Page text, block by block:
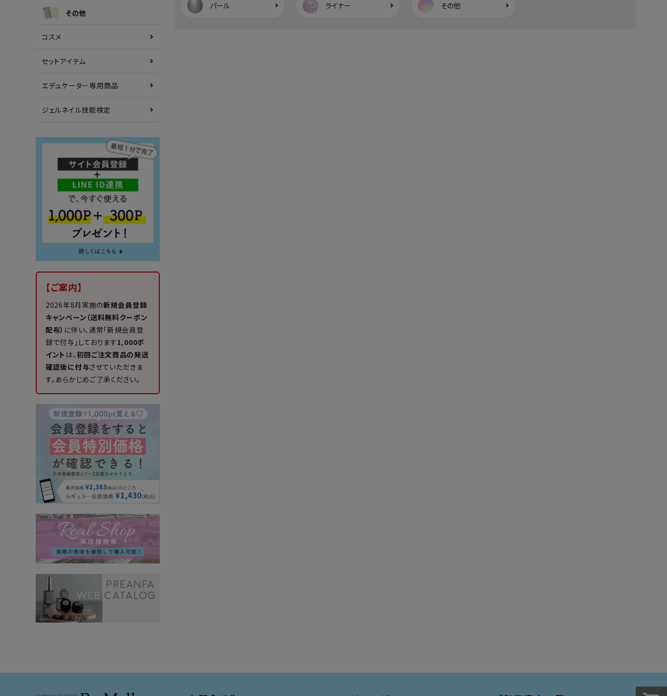
その他
コスメ
セットアイテム
エデュケーター専用商品
ジェルネイル技能検定
【ご案内】
2026年8月実施の新規会員登録
キャンペーン（送料無料クーポン
配布） に伴い、通常「新規会員登
録で付与」しております1,000ポ
イント は、初回ご注文商品の発送
確認後に付与させていただきま
す。あらかじめご了承ください。
パール ライナー その他